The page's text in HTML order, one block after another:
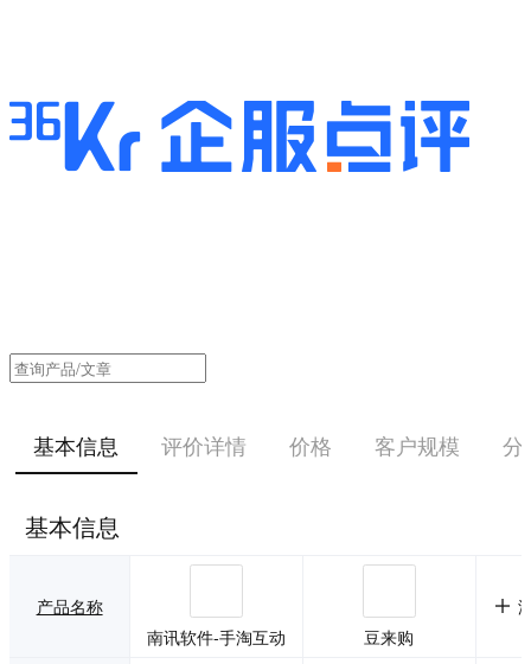
基本信息 评价详情 价格 客户规模 分
基本信息
产品名称
南讯软件-手淘互动
豆来购